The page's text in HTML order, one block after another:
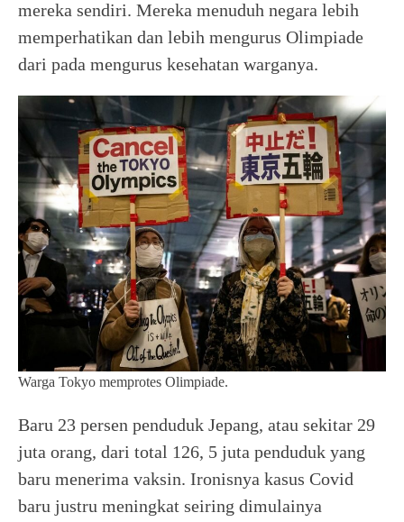
mereka sendiri. Mereka menuduh negara lebih
memperhatikan dan lebih mengurus Olimpiade
dari pada mengurus kesehatan warganya.
Warga Tokyo memprotes Olimpiade.
Baru 23 persen penduduk Jepang, atau sekitar 29
juta orang, dari total 126, 5 juta penduduk yang
baru menerima vaksin. Ironisnya kasus Covid
baru justru meningkat seiring dimulainya